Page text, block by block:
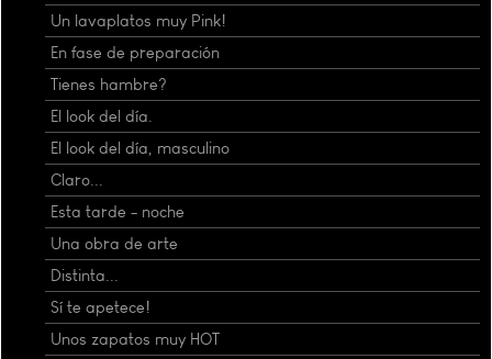
Un lavaplatos muy Pink!
En fase de preparación
Tienes hambre?
El look del día.
El look del día, masculino
Claro...
Esta tarde - noche
Una obra de arte
Distinta...
Sí te apetece!
Unos zapatos muy HOT